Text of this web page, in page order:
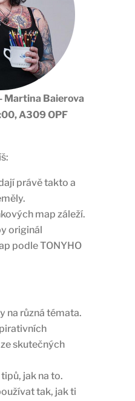
Martina Baierova
A309 OPF
právě takto a
map záleží.
originál
podle TONYHO
na různá témata.
skutečných
jak na to.
tak, jak ti